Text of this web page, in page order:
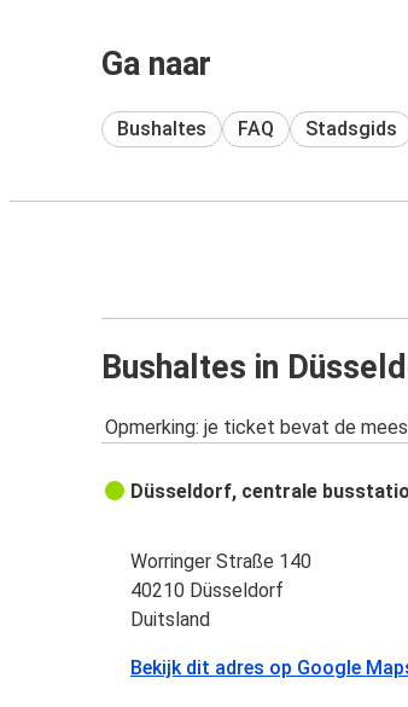
Ga naar
Bushaltes FAQ Stadsgids
Bushaltes in
Opmerking: je ticket bevat de
Düsseldorf, centrale
Worringer Straße 140
40210 Düsseldorf
Duitsland
Bekijk dit adres op Google